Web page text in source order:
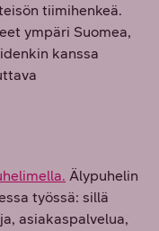
tiimihenkeä.
ympäri Suomea,
kanssa
Älypuhelin
työssä: sillä
asiakaspalvelua,